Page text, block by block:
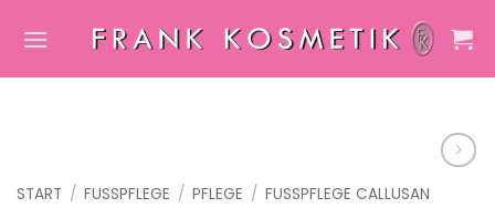
Inhalt
START / FUSSPFLEGE / PFLEGE / FUSSPFLEGE CALLUSAN